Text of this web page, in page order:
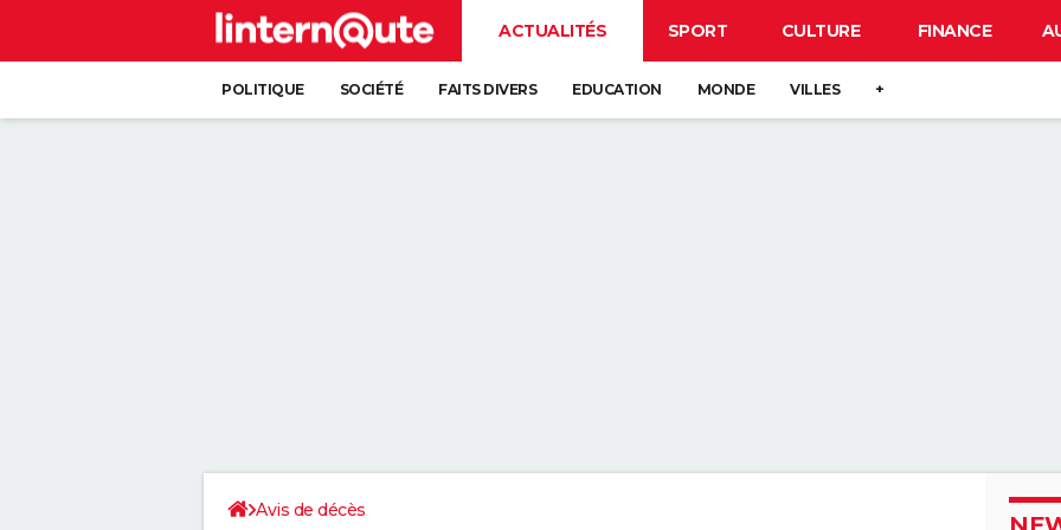
ACTUALITÉS SPORT CULTURE FINANCE
POLITIQUE SOCIÉTÉ FAITS DIVERS EDUCATION MONDE VILLES +
Avis de décès